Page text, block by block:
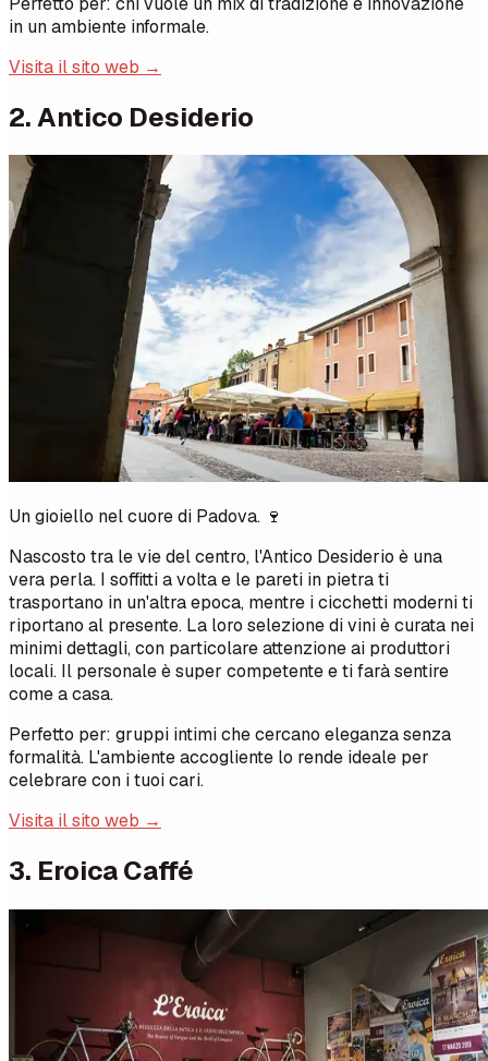
in un ambiente informale.
Visita il sito web →
2. Antico Desiderio
Un gioiello nel cuore di Padova. 🍷
Nascosto tra le vie del centro, l'Antico Desiderio è una
vera perla. I soffitti a volta e le pareti in pietra ti
trasportano in un'altra epoca, mentre i cicchetti moderni ti
riportano al presente. La loro selezione di vini è curata nei
minimi dettagli, con particolare attenzione ai produttori
locali. Il personale è super competente e ti farà sentire
come a casa.
Perfetto per: gruppi intimi che cercano eleganza senza
formalità. L'ambiente accogliente lo rende ideale per
celebrare con i tuoi cari.
Visita il sito web →
3. Eroica Caffé